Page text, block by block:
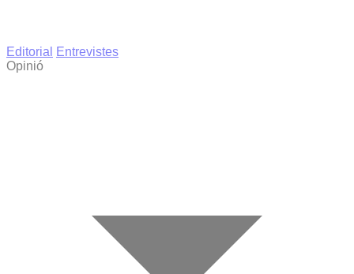
Editorial
Entrevistes
Opinió